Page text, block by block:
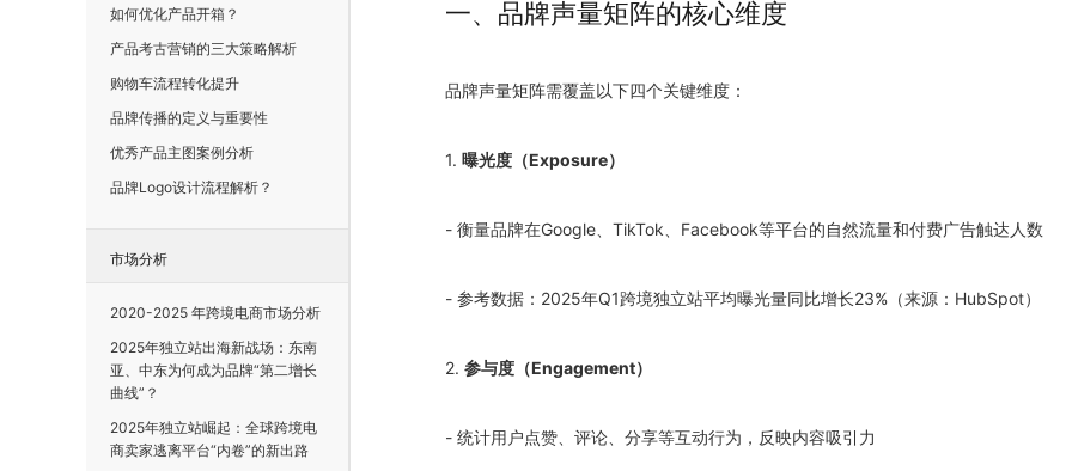
如何优化产品开箱？
产品考古营销的三大策略解析
购物车流程转化提升
品牌传播的定义与重要性
优秀产品主图案例分析
品牌Logo设计流程解析？
市场分析
2020-2025 年跨境电商市场分析
2025年独立站出海新战场：东南
亚、中东为何成为品牌“第二增长
曲线”？
2025年独立站崛起：全球跨境电
商卖家逃离平台“内卷”的新出路
一、品牌声量矩阵的核心维度
品牌声量矩阵需覆盖以下四个关键维度：
1. 曝光度（Exposure）
- 衡量品牌在Google、TikTok、Facebook等平台的自然流量和付费广告触达人数
- 参考数据：2025年Q1跨境独立站平均曝光量同比增长23%（来源：HubSpot）
2. 参与度（Engagement）
- 统计用户点赞、评论、分享等互动行为，反映内容吸引力